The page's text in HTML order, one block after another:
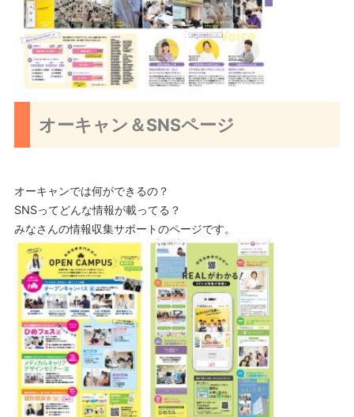
オーキャン＆SNSページ
オーキャンでは何ができるの？
SNSってどんな情報が載ってる？
みなさんの情報収集サポートのページです。